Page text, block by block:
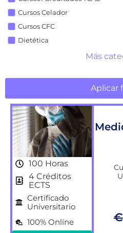
Cursos Celador
Cursos CFC
Dietética
Más
Aplicar
100 Horas
4 Créditos
ECTS
Certificado
Universitario
100% Online
€